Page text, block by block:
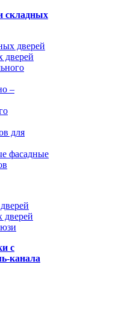
складных
дверей
дверей
–
для
фасадные
дверей
с
канала